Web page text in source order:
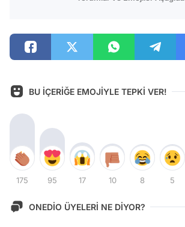
BU İÇERİĞE EMOJİYLE TEPKİ VER!
175 95 17 10 8 5
ONEDİO ÜYELERİ NE DİYOR?